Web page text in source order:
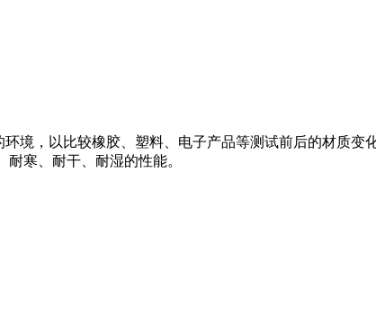
境，以比较橡胶、塑料、电子产品等测试前后的材质
寒、耐干、耐湿的性能。